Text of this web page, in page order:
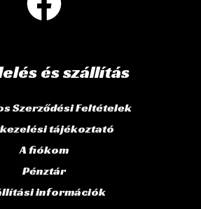
és szállítás
Szerződési Feltételek
tájékoztató
A fiókom
Pénztár
információk